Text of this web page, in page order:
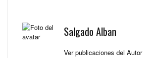
Salgado Alban
Ver publicaciones del Autor